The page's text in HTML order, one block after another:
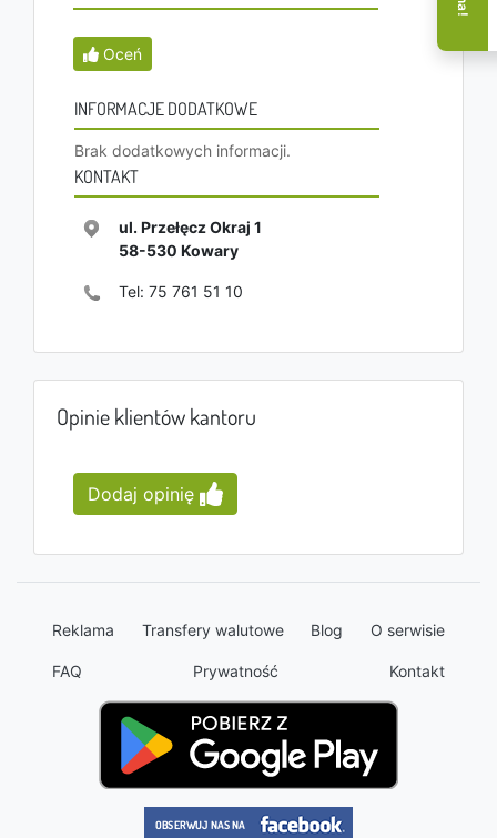
Oceń
INFORMACJE DODATKOWE
Brak dodatkowych informacji.
KONTAKT
ul. Przełęcz Okraj 1
58-530 Kowary
Tel: 75 761 51 10
Opinie klientów kantoru
Dodaj opinię
Reklama Transfery walutowe Blog O serwisie
FAQ Prywatność Kontakt